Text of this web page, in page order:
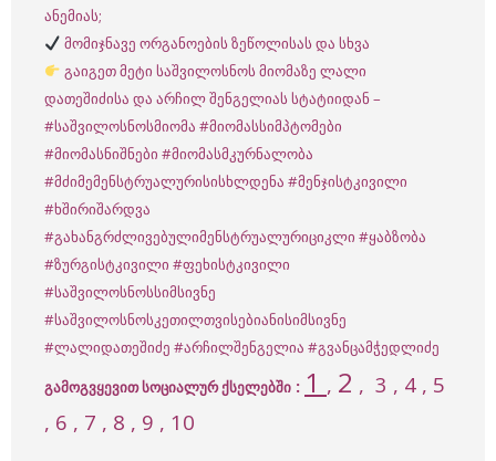
ანემიას;
მომიჯნავე ორგანოების ზეწოლისას და სხვა
გაიგეთ მეტი საშვილოსნოს მიომაზე ლალი
დათეშიძისა და არჩილ შენგელიას სტატიიდან –
#საშვილოსნოსმიომა #მიომასსიმპტომები
#მიომასნიშნები #მიომასმკურნალობა
#მძიმემენსტრუალურისისხლდენა #მენჯისტკივილი
#ხშირიშარდვა
#გახანგრძლივებულიმენსტრუალურიციკლი #ყაბზობა
#ზურგისტკივილი #ფეხისტკივილი
#საშვილოსნოსსიმსივნე
#საშვილოსნოსკეთილთვისებიანისიმსივნე
#ლალიდათეშიძე #არჩილშენგელია #გვანცამჭედლიძე
გამოგვყევით სოციალურ ქსელებში : 1 , 2 , 3 , 4 , 5
, 6 , 7 , 8 , 9 , 10